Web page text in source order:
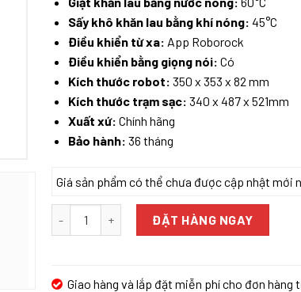
Sấy khô khăn lau bằng khí nóng: 45°C
Điều khiển từ xa: App Roborock
Điều khiển bằng giọng nói: Có
Kích thước robot: 350 x 353 x 82 mm
Kích thước trạm sạc: 340 x 487 x 521mm
Xuất xứ: Chính hãng
Bảo hành: 36 tháng
Giá sản phẩm có thể chưa được cập nhật mới
ROBOT HÚT BỤI LAU NHÀ ROBOROCK Q REVO
ĐẶT HÀNG NGAY
Giao hàng và lắp đặt miễn phí cho đơn hàng